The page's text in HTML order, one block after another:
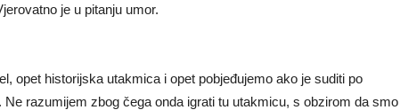
je u pitanju umor.
opet historijska utakmica i opet pobjeđujemo ako je suditi po
razumijem zbog čega onda igrati tu utakmicu, s obzirom da smo